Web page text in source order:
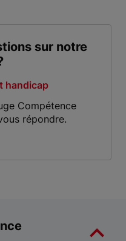
sur notre
handicap
Compétence
répondre.